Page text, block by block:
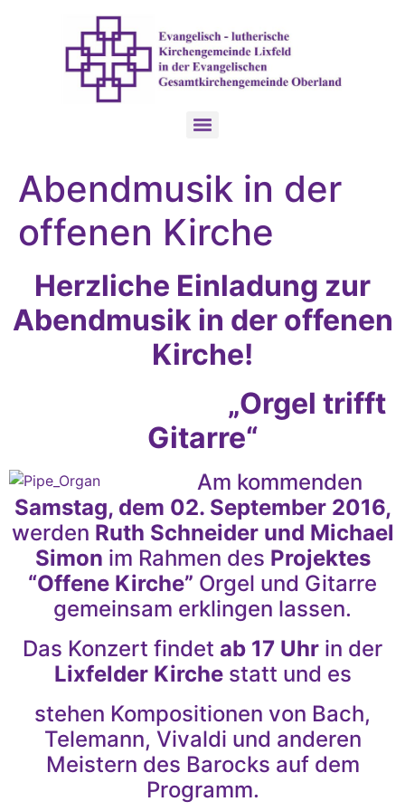
Abendmusik in der
offenen Kirche
Herzliche Einladung zur
Abendmusik in der offenen
Kirche!
„Orgel trifft
Gitarre“
Am kommenden
Samstag, dem 02. September 2016,
werden Ruth Schneider und Michael
Simon im Rahmen des Projektes
“Offene Kirche” Orgel und Gitarre
gemeinsam erklingen lassen.
Das Konzert findet ab 17 Uhr in der
Lixfelder Kirche statt und es
stehen Kompositionen von Bach,
Telemann, Vivaldi und anderen
Meistern des Barocks auf dem
Programm.